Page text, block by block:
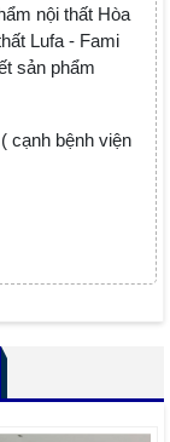
nội thất Hòa
Lufa - Fami
sản phẩm
cạnh bệnh viện